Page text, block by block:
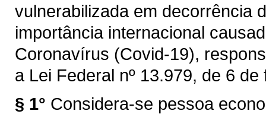
vulnerabilizada em decorrência
importância internacional
Coronavírus (Covid-19),
a Lei Federal nº 13.979, de 6
§ 1° Considera-se pessoa